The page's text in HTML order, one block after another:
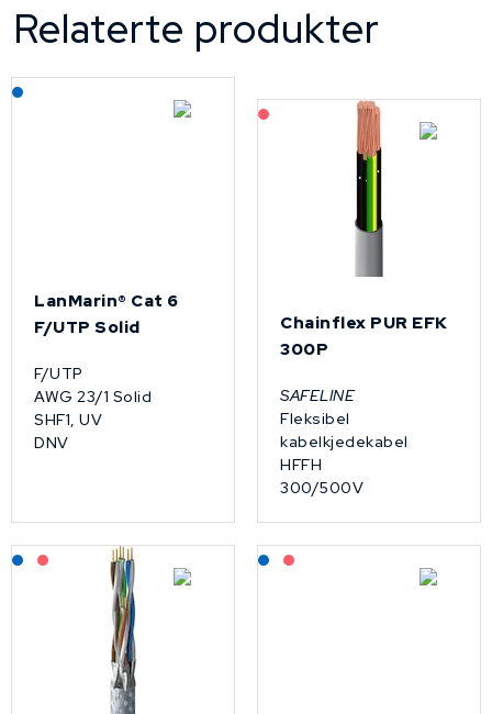
Relaterte produkter
LanMarin® Cat 6
F/UTP Solid
F/UTP
AWG 23/1 Solid
SHF1, UV
DNV
På forespørsel
Chainflex PUR EFK
300P
SAFELINE
Fleksibel
kabelkjedekabel
HFFH
300/500V
Lagerført: NEK Kabel
På forespørsel Lagerført: NEK Kabel